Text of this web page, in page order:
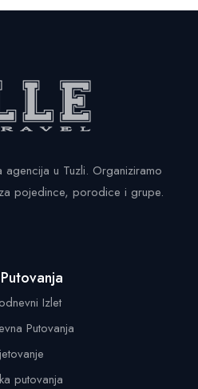
agencija u Tuzli. Organiziramo
pojedince, porodice i grupe.
Izlet
Putovanja
putovanja